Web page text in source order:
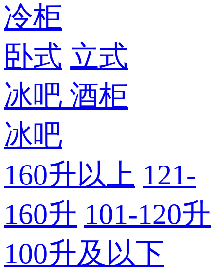
冷柜
卧式 立式
冰吧 酒柜
冰吧
160升以上 121-
160升 101-120升
100升及以下